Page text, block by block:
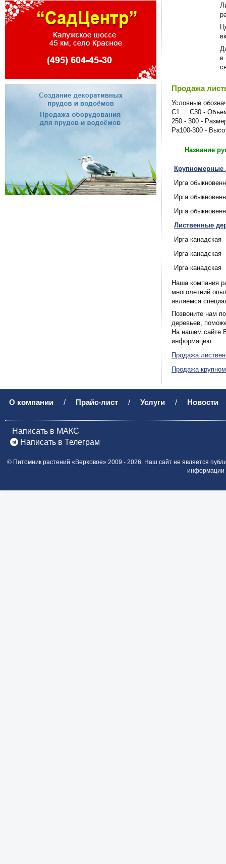
в
Продажа
Условные
C1 ... C30 -
250 - 300 -
Pa100-300 -
Название
Крупномерные
Ирга
Ирга
Ирга
Лиственные
Ирга канадская
Ирга канадская
Ирга канадская
Наша компания
многолетний
являемся
Позвоните нам
деревьев,
На нашем сайте
информацию.
Продажа
Продажа
О компании / Прайс-лист / Услуги / Новости
Написать в МАКС
Написать в Телеграм
© Питомник растений «Верховое» 2009 - 2026. Наш сайт не является
информации